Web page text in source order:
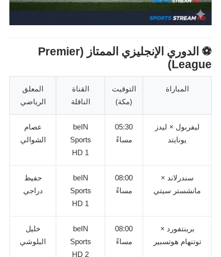
⚽ الدوري الإنجليزي الممتاز (Premier
League)
المباراة
التوقيت
(مكة)
القناة
الناقلة
المعلق
الرياضي
ليفربول × ليدز
يونايتد
05:30
مساءً
beIN
Sports
HD 1
عصام
الشوالي
سندرلاند ×
مانشستر سيتي
08:00
مساءً
beIN
Sports
HD 1
حفيظ
دراجي
برينتفورد ×
توتنهام هوتسبير
08:00
مساءً
beIN
Sports
HD 2
خليل
البلوشي